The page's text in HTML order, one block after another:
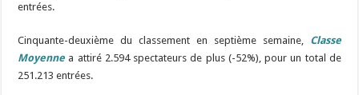
entrées.
Cinquante-deuxième du classement en septième semaine, Classe
Moyenne a attiré 2.594 spectateurs de plus (-52%), pour un total de
251.213 entrées.